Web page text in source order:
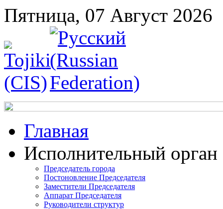
Пятница, 07 Август 2026
Главная
Исполнительный орган
Председатель города
Постоновление Председателя
Заместители Председателя
Аппарат Председателя
Руководители структур